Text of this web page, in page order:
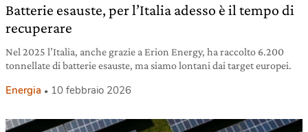
Batterie esauste, per l’Italia adesso è il tempo di
recuperare
Nel 2025 l’Italia, anche grazie a Erion Energy, ha raccolto 6.200
tonnellate di batterie esauste, ma siamo lontani dai target europei.
Energia 10 febbraio 2026